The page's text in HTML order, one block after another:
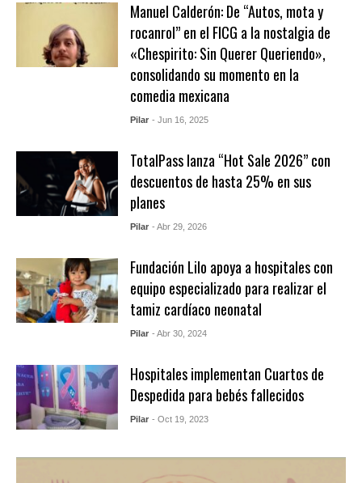
Manuel Calderón: De “Autos, mota y
rocanrol” en el FICG a la nostalgia de
«Chespirito: Sin Querer Queriendo»,
consolidando su momento en la
comedia mexicana
Pilar - Jun 16, 2025
TotalPass lanza “Hot Sale 2026” con
descuentos de hasta 25% en sus
planes
Pilar - Abr 29, 2026
Fundación Lilo apoya a hospitales con
equipo especializado para realizar el
tamiz cardíaco neonatal
Pilar - Abr 30, 2024
Hospitales implementan Cuartos de
Despedida para bebés fallecidos
Pilar - Oct 19, 2023